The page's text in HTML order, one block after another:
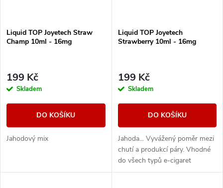
Liquid TOP Joyetech Straw
Champ 10ml - 16mg
199 Kč
Skladem
DO KOŠÍKU
Jahodový mix
Liquid TOP Joyetech
Strawberry 10ml - 16mg
199 Kč
Skladem
DO KOŠÍKU
Jahoda... Vyvážený poměr mezi
chutí a produkcí páry. Vhodné
do všech typů e-cigaret